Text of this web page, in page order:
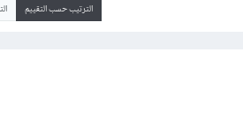
الترتيب حسب التقييم